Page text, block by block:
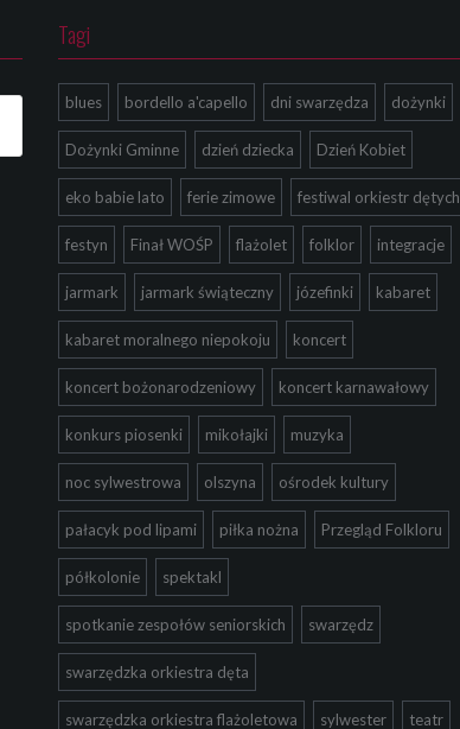
Tagi
blues bordello a'capello dni swarzędza dożynki
Dożynki Gminne dzień dziecka Dzień Kobiet
eko babie lato ferie zimowe festiwal orkiestr dętych
festyn Finał WOŚP flażolet folklor integracje
jarmark jarmark świąteczny józefinki kabaret
kabaret moralnego niepokoju koncert
koncert bożonarodzeniowy koncert karnawałowy
konkurs piosenki mikołajki muzyka
noc sylwestrowa olszyna ośrodek kultury
pałacyk pod lipami piłka nożna Przegląd Folkloru
półkolonie spektakl
spotkanie zespołów seniorskich swarzędz
swarzędzka orkiestra dęta
swarzędzka orkiestra flażoletowa sylwester teatr